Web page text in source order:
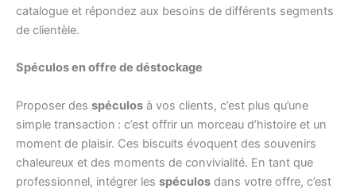
catalogue et répondez aux besoins de différents segments
de clientèle.
Spéculos en offre de déstockage
Proposer des spéculos à vos clients, c’est plus qu’une
simple transaction : c’est offrir un morceau d’histoire et un
moment de plaisir. Ces biscuits évoquent des souvenirs
chaleureux et des moments de convivialité. En tant que
professionnel, intégrer les spéculos dans votre offre, c’est